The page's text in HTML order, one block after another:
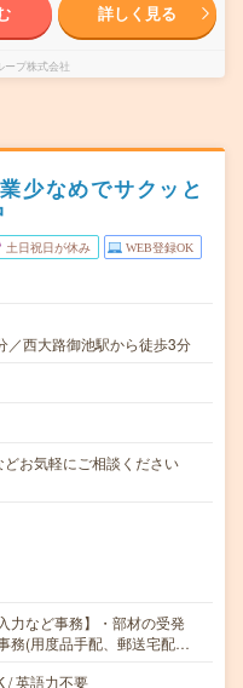
詳しく見る
ープ株式会社
少なめでサクッと
土日祝日が休み WEB登録OK
／西大路御池駅から徒歩3分
お気軽にご相談ください
力など事務】・部材の受発
務(用度品手配、郵送宅配…
/ 英語力不要